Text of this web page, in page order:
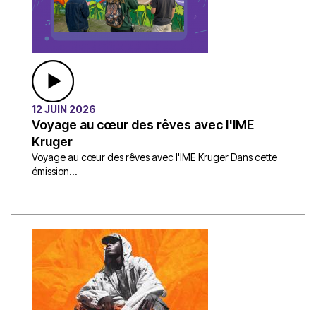
12 JUIN 2026
Voyage au cœur des rêves avec l'IME
Kruger
Voyage au cœur des rêves avec l'IME Kruger Dans cette
émission...